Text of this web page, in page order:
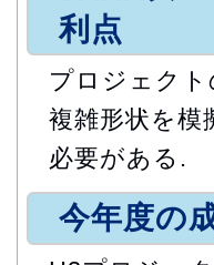
利点
プロジェク
複雑形状を模
必要がある.
今年度の